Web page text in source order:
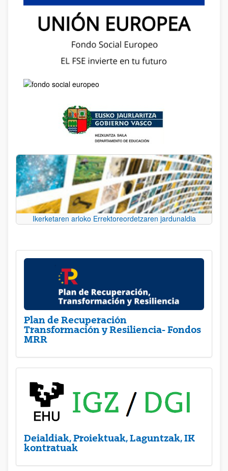
Ikerketaren arloko Errektoreordetzaren jardunaldia
Plan de Recuperación
Transformación y Resiliencia- Fondos
MRR
Deialdiak, Proiektuak, Laguntzak, IK
kontratuak